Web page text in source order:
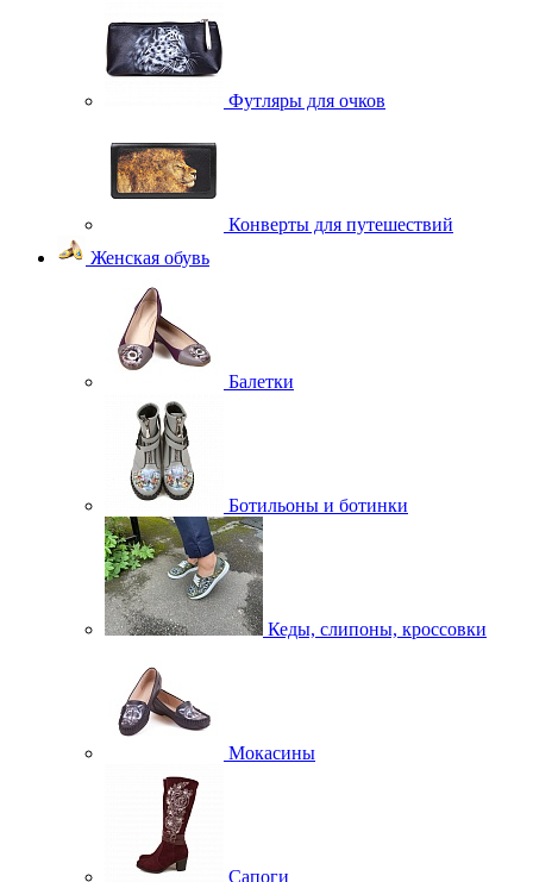
Футляры для очков
Конверты для путешествий
Женская обувь
Балетки
Ботильоны и ботинки
Кеды, слипоны, кроссовки
Мокасины
Сапоги